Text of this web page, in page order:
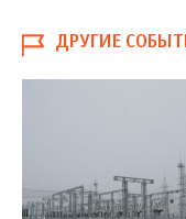
ДРУГИЕ